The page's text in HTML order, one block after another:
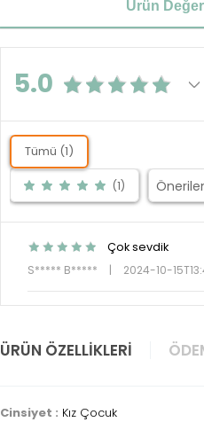
Ürün
5.0
Tümü (1)
(1)
Çok sevdik
S***** B*****
| 2024-10-
ÜRÜN ÖZELLIKLERI
Cinsiyet : Kız Çocuk